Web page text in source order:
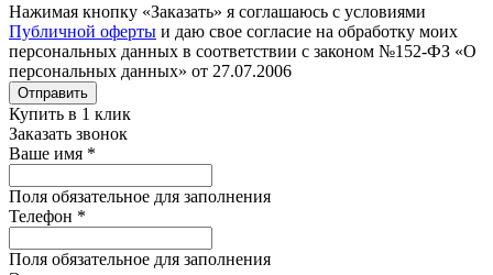
Нажимая кнопку «Заказать» я соглашаюсь с условиями
Публичной оферты и даю свое согласие на обработку моих
персональных данных в соответствии с законом №152-ФЗ «О
персональных данных» от 27.07.2006
Отправить
Купить в 1 клик
Заказать звонок
Ваше имя *
Поля обязательное для заполнения
Телефон *
Поля обязательное для заполнения